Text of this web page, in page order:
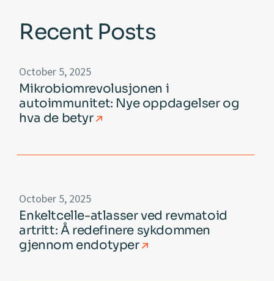
Recent Posts
October 5, 2025
Mikrobiomrevolusjonen i
autoimmunitet: Nye oppdagelser og
hva de betyr
October 5, 2025
Enkeltcelle-atlasser ved revmatoid
artritt: Å redefinere sykdommen
gjennom endotyper